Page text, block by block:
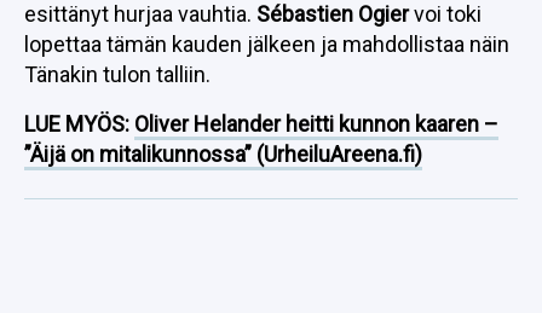
esittänyt hurjaa vauhtia. Sébastien Ogiervoi toki
lopettaa tämän kauden jälkeen ja mahdollistaa näin
Tänakin tulon talliin.
LUE MYÖS: Oliver Helander heitti kunnon kaaren –
”Äijä on mitalikunnossa” (UrheiluAreena.fi)